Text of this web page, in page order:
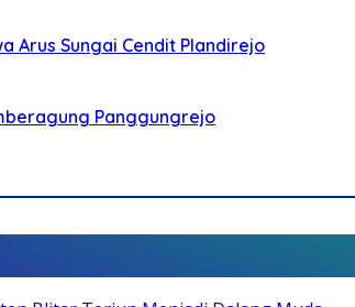
Arus Sungai Cendit Plandirejo
Panggungrejo